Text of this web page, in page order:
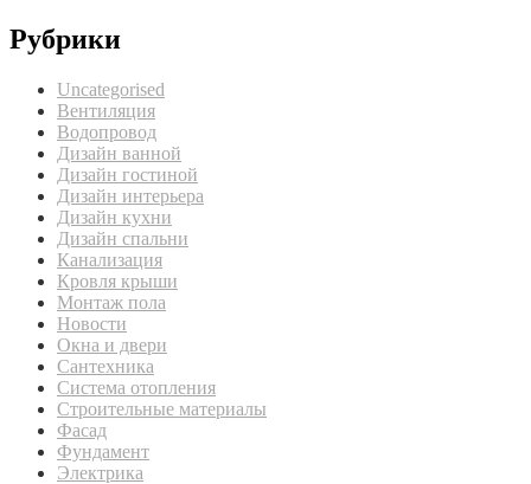
Рубрики
Uncategorised
Вентиляция
Водопровод
Дизайн ванной
Дизайн гостиной
Дизайн интерьера
Дизайн кухни
Дизайн спальни
Канализация
Кровля крыши
Монтаж пола
Новости
Окна и двери
Сантехника
Система отопления
Строительные материалы
Фасад
Фундамент
Электрика